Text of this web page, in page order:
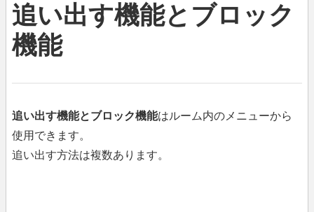
追い出す機能とブロック
機能
追い出す機能とブロック機能はルーム内のメニューから
使用できます。
追い出す方法は複数あります。